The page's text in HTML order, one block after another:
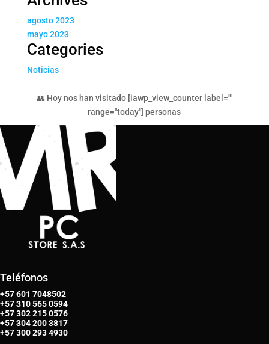
agosto 2023
mayo 2023
Categories
Noticias
👥 Hoy nos han visitado [iawp_view_counter label=""
range="today"] personas
Teléfonos
+57 601 7048502
+57310 565 0594
+57302 215 0576
+57304 200 3817
+57300 293 4930